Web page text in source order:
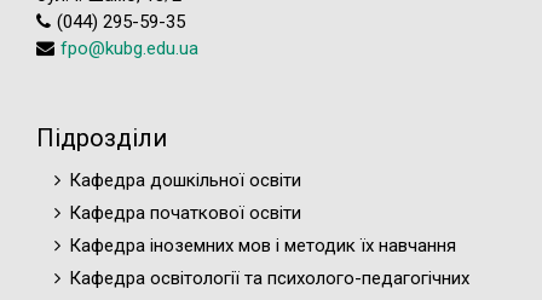
(044) 295-59-35
fpo@kubg.edu.ua
Підрозділи
Кафедра дошкільної освіти
Кафедра початкової освіти
Кафедра іноземних мов і методик їх навчання
Кафедра освітології та психолого-педагогічних